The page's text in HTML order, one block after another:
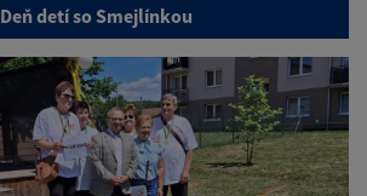
Deň detí so Smejlínkou